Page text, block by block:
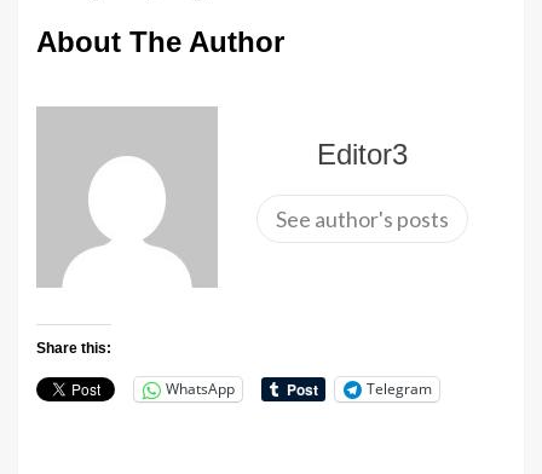
About The Author
Editor3
See author's posts
Share this:
WhatsApp Telegram